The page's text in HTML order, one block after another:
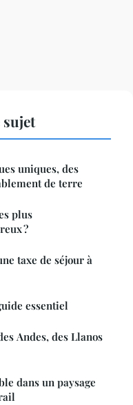
uniques, des
de terre
plus
?
taxe de séjour à
essentiel
Andes, des Llanos
dans un paysage